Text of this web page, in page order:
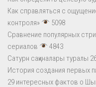
Как справляться с
контроля»
5098
Сравнение популярных
сериалов
4843
Сатурн сақиналары туралы
История создания первых
29 интересных фактов о